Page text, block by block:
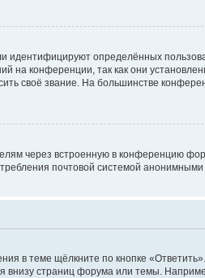
определённых
на конференции, так как они
своё звание. На большинстве
через встроенную в конференцию
почтовой системой анонимными
в теме щёлкните по кнопке
внизу страниц форума или темы.